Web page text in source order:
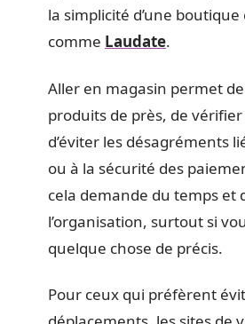
la simplicité d’une
comme Laudate.
Aller en magasin permet
produits de près, de
d’éviter les désagréments
ou à la sécurité des
cela demande du temps et
l’organisation, surtout si
quelque chose de précis.
Pour ceux qui préfèrent